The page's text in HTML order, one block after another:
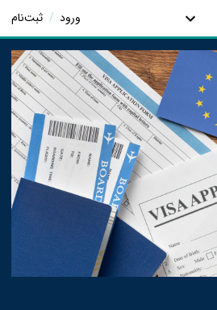
ورود / ثبت‌نام